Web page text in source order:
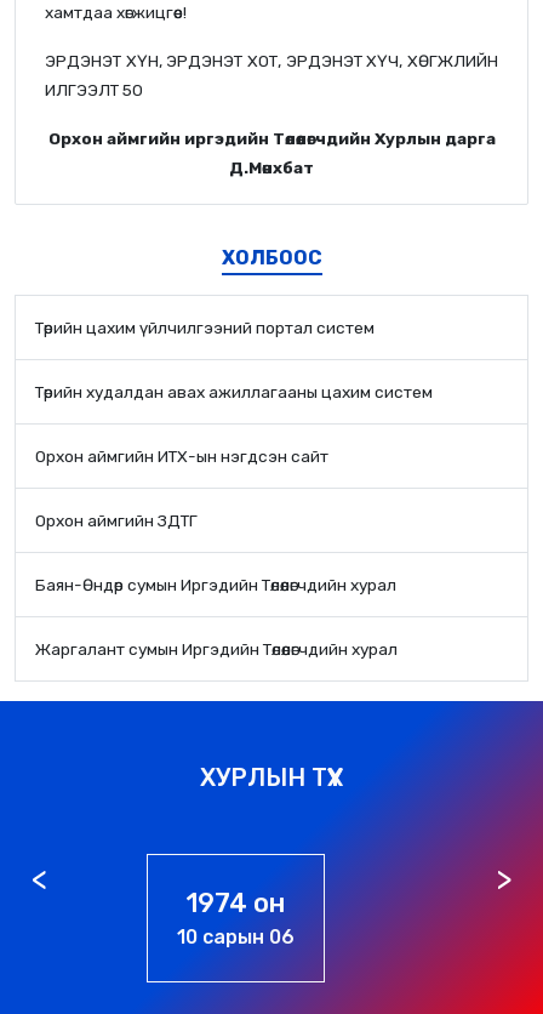
хамтдаа хөгжицгөөе!
ЭРДЭНЭТ ХҮН, ЭРДЭНЭТ ХОТ, ЭРДЭНЭТ ХҮЧ, ХӨГЖЛИЙН
ИЛГЭЭЛТ 50
Орхон аймгийн иргэдийн Төлөөлөгчдийн Хурлын дарга
Д.Мөнхбат
ХОЛБООС
Төрийн цахим үйлчилгээний портал систем
Төрийн худалдан авах ажиллагааны цахим систем
Орхон аймгийн ИТХ-ын нэгдсэн сайт
Орхон аймгийн ЗДТГ
Баян-Өндөр сумын Иргэдийн Төлөөлөгчдийн хурал
Жаргалант сумын Иргэдийн Төлөөлөгчдийн хурал
ХУРЛЫН ТҮҮХ
1976 он
01 сарын 01